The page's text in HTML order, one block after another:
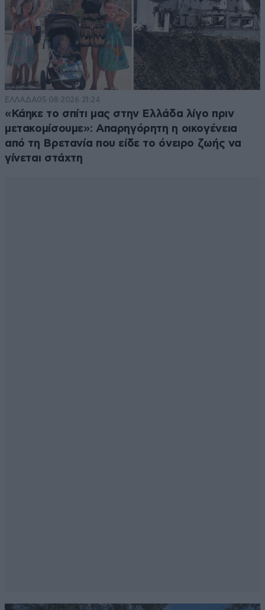
ΕΛΛΑΔΑ05·08·2026 21:24
«Κάηκε το σπίτι μας στην Ελλάδα λίγο πριν
μετακομίσουμε»: Απαρηγόρητη η οικογένεια
από τη Βρετανία που είδε το όνειρο ζωής να
γίνεται στάχτη